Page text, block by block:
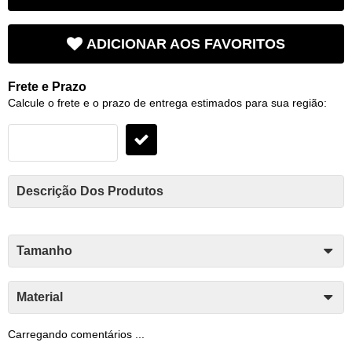
ADICIONAR AOS FAVORITOS
Frete e Prazo
Calcule o frete e o prazo de entrega estimados para sua região:
Descrição Dos Produtos
Tamanho
Material
Carregando comentários ...